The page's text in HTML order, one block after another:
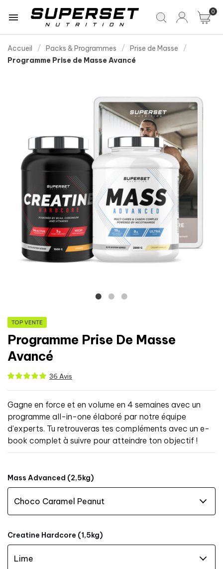
 0
Accueil Packs & Programmes
Prise de Masse
Programme Prise de Masse Avancé
TOP VENTE
Programme Prise De Masse
Avancé
36 Avis
Gagne en force et en volume en 4 semaines avec un
programme all-in-one élaboré par notre équipe
d'experts. Tu retrouveras tes compléments avec un e-
book complet à suivre pour atteindre ton objectif !
Mass Advanced (2,5kg)
Creatine Hardcore (1,5kg)